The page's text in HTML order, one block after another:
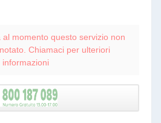
al momento questo servizio non
Chiamaci per ulteriori
informazioni